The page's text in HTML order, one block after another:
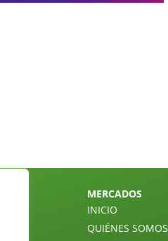
MERCADOS
INICIO
QUIÉNES SOMOS